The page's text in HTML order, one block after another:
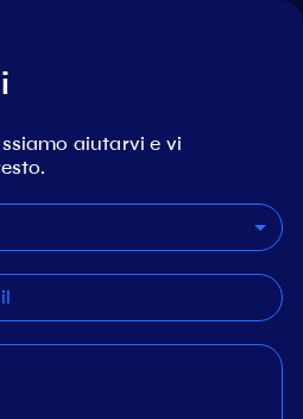
aiutarvi e vi